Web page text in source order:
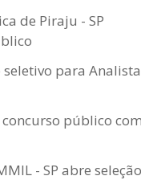
de Piraju - SP
seletivo para Analista
público
- SP abre seleção